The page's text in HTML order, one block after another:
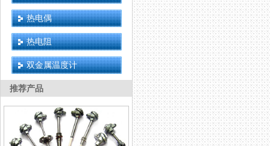
热电偶
热电阻
双金属温度计
推荐产品